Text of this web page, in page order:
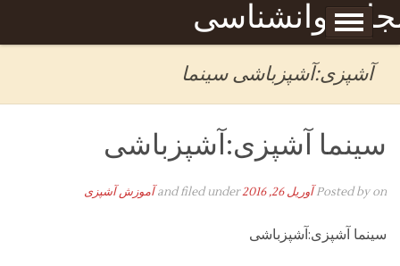
روانشناسی
Skip to content
برگه نمونه
آشپزی:آشپزباشی سینما
سینما آشپزی:آشپزباشی
Posted byon آوریل 26, 2016 and filed under آموزش آشپزی
سینما آشپزی:آشپزباشی